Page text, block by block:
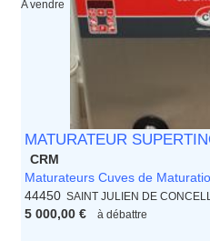
Martinique
Mayotte
Midi Pyrenees - Espagne -
Portugal
Nord Pas de Calais - Belgique
Pays de la Loire
Picardie
Poitou Charentes
Principauté de Monaco
Provence Alpes Cote d'Azur -
Italie
Rhone Alpes
A vendre
MATURATEUR
CRM
Maturateurs Cuves de
44450 SAINT JULIEN DE
5 000,00 €
à débattre